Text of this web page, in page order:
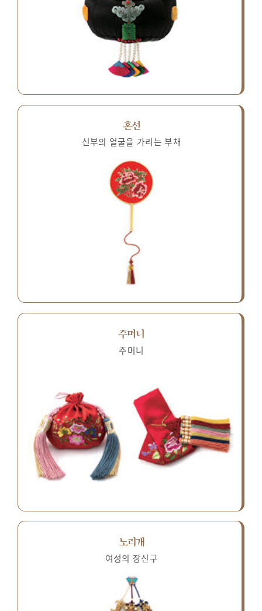
혼선
신부의 얼굴을 가리는 부채
주머니
주머니
노리개
여성의 장신구